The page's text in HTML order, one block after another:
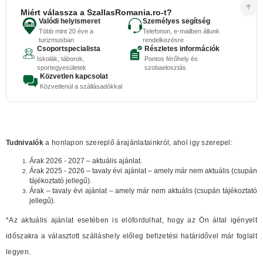
Miért válassza a SzallasRomania.ro-t?
Valódi helyismeret
Több mint 20 éve a
turizmusban
Személyes segítség
Telefonon, e-mailben állunk
rendelkezésre
Csoportspecialista
Iskolák, táborok,
sportegyesületek
Részletes információk
Pontos férőhely és
szobaelosztás
Közvetlen kapcsolat
Közvetlenül a szállásadókkal
Tudnivalók a honlapon szereplő árajánlatainkról, ahol igy szerepel:
Árak 2026 - 2027 – aktuális ajánlat.
Árak 2025 - 2026 – tavaly évi ajánlat – amely már nem aktuális (csupán
tájékoztató jellegű).
Árak – tavaly évi ajánlat – amely már nem aktuális (csupán tájékoztató
jellegű).
*Az aktuális ajánlat esetében is elöfordulhat, hogy az Ön által igényelt
időszakra a választott szálláshely előleg befizetési határidővel már foglalt
legyen.